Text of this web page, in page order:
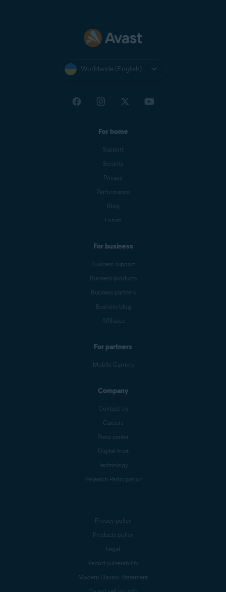
Worldwide (English)
For home
Support
Security
Privacy
Performance
Blog
Forum
For business
Business support
Business products
Business partners
Business blog
Affiliates
For partners
Mobile Carriers
Company
Contact Us
Careers
Press center
Digital trust
Technology
Research Participation
Privacy policy
Products policy
Legal
Report vulnerability
Modern Slavery Statement